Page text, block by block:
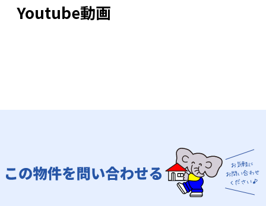
Youtube動画